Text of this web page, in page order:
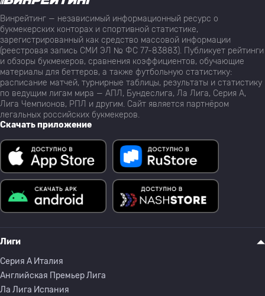
Винрейтинг — независимый информационный ресурс о
букмекерских конторах и спортивной статистике,
зарегистрированный как средство массовой информации
(реестровая запись СМИ ЭЛ № ФС 77-83883). Публикует рейтинги
и обзоры букмекеров, сравнения коэффициентов, обучающие
материалы для беттеров, а также футбольную статистику:
расписание матчей, турнирные таблицы, результаты и статистику
по ведущим лигам мира — АПЛ, Бундеслига, Ла Лига, Серия А,
Лига Чемпионов, РПЛ и другим. Сайт является партнёром
легальных российских букмекеров.
Скачать приложение
Лиги
Серия A Италия
Английская Премьер Лига
Ла Лига Испания